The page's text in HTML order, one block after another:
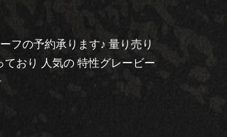
フの予約承ります♪ 量り売り
おり 人気の 特性グレービー